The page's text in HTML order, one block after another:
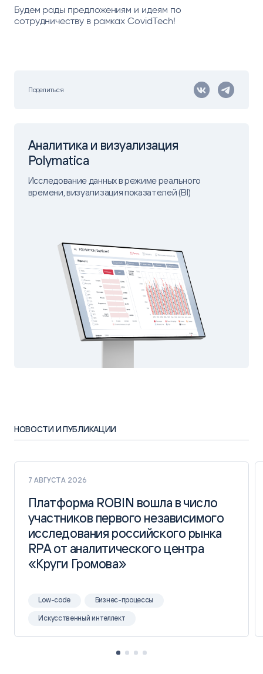
Поделиться
Будем рады предложениям и идеям по
сотрудничеству в рамках CovidTech!
Аналитика и визуализация
Polymatica
Исследование данных в режиме реального
времени, визуализация показателей (BI)
НОВОСТИ И ПУБЛИКАЦИИ
7 АВГУСТА 2026
Платформа ROBIN вошла в число
участников первого независимого
исследования российского рынка
RPA от аналитического центра
«Круги Громова»
Платформа ROBIN вошла в число
участников первого независимого
исследования российского рынка
RPA от аналитического центра
«Круги Громова»
Low-code Бизнес-процессы
Искусственный интеллект